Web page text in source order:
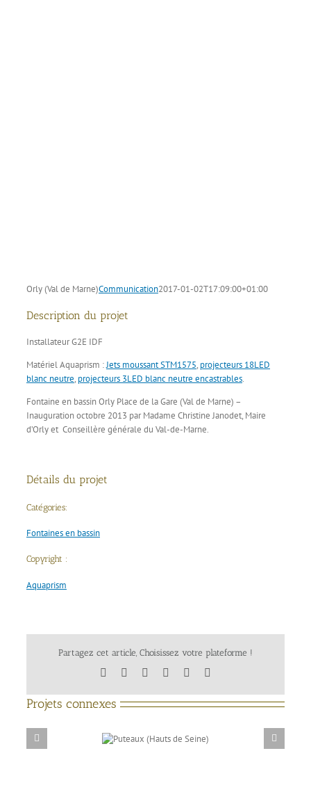
Orly (Val de Marne)Communication2017-01-02T17:09:00+01:00
Description du projet
Installateur G2E IDF
Matériel Aquaprism :Jets moussant STM1575, projecteurs 18LED
blanc neutre, projecteurs 3LED blanc neutre encastrables.
Fontaine en bassin Orly Place de la Gare (Val de Marne) –
Inauguration octobre 2013 par Madame Christine Janodet, Maire
d’Orly et Conseillère générale du Val-de-Marne.
Détails du projet
Catégories:
Fontaines en bassin
Copyright :
Aquaprism
Partagez cet article, Choisissez votre plateforme !
Facebook LinkedIn
TumblrPinterest
Projets connexes